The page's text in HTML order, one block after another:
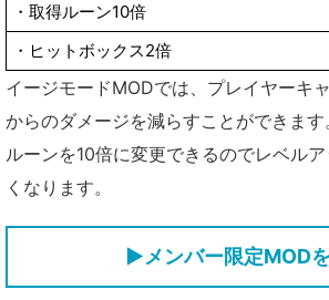
・取得ルーン10倍
・ヒットボックス2倍
イージモードMODでは、プレイヤーキ
からのダメージを減らすことができま
ルーンを10倍に変更できるのでレベル
くなります。
▶メンバー限定MOD